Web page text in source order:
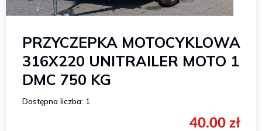
PRZYCZEPKA MOTOCYKLOWA
316X220 UNITRAILER MOTO 1
DMC 750 KG
Dostępna liczba: 1
40.00 zł